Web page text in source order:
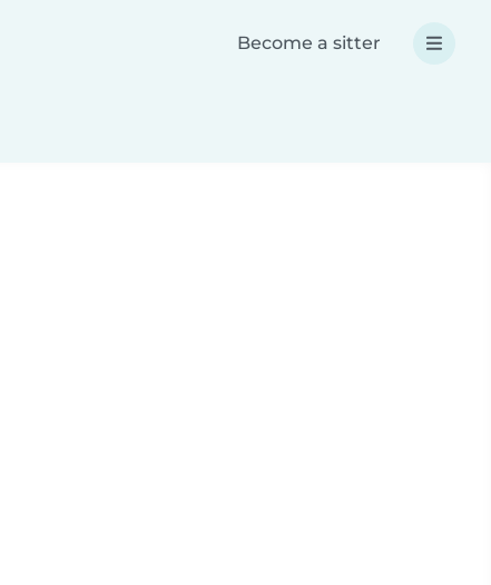
Become a sitter